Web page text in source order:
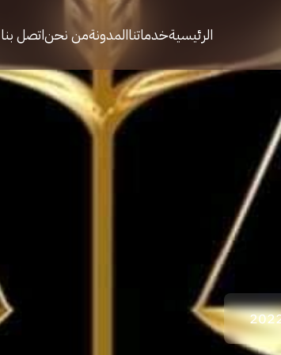
الرئيسيةخدماتناالمدونةمن نحناتصل بنا